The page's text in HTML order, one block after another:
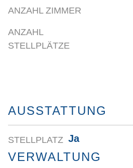
ANZAHL ZIMMER
ANZAHL
STELLPLÄTZE
AUSSTATTUNG
STELLPLATZ Ja
VERWALTUNG